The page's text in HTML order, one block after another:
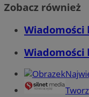
Zobacz również
Wiadomości
Wiadomości